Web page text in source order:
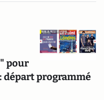
pour
départ programmé